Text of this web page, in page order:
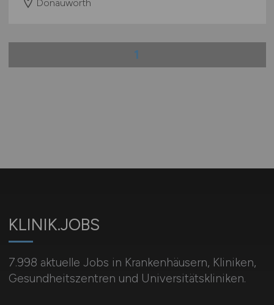
Donauwörth
1
KLINIK.JOBS
7.998 aktuelle Jobs in Krankenhäusern, Kliniken,
Gesundheitszentren und Universitätskliniken.